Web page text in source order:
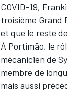
WEC
COVID-19,
troisième Grand
et que le reste
À Portimão, le
mécanicien de
membre de
mais aussi